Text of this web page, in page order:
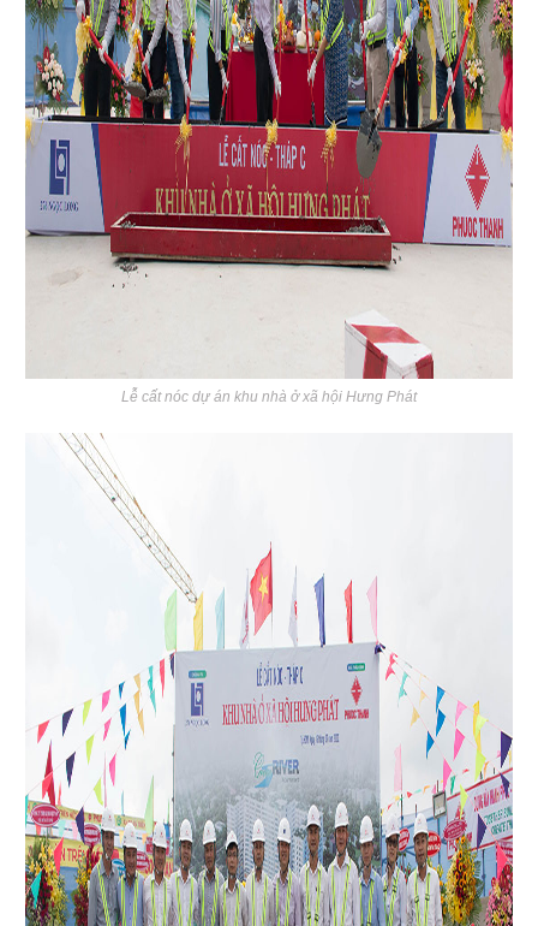
Lễ cất nóc dự án khu nhà ở xã hội Hưng Phát